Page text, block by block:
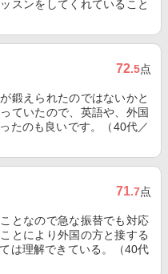
スンをしてくれていること
72.5点
鍛えられたのではないかと
ていたので、英語や、外国
たのも良いです。（40代／
71.7点
となので急な振替でも対応
とにより外国の方と接する
は理解できている。（40代